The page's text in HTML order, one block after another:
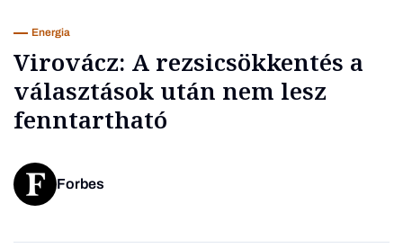
Energia
Virovácz: A rezsicsökkentés a
választások után nem lesz
fenntartható
Forbes